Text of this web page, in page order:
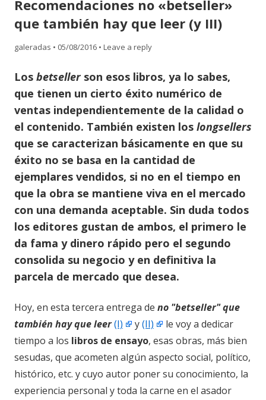
Recomendaciones no «betseller»
que también hay que leer (y III)
galeradas • 05/08/2016 • Leave a reply
Los betseller son esos libros, ya lo sabes,
que tienen un cierto éxito numérico de
ventas independientemente de la calidad o
el contenido. También existen los longsellers
que se caracterizan básicamente en que su
éxito no se basa en la cantidad de
ejemplares vendidos, si no en el tiempo en
que la obra se mantiene viva en el mercado
con una demanda aceptable. Sin duda todos
los editores gustan de ambos, el primero le
da fama y dinero rápido pero el segundo
consolida su negocio y en definitiva la
parcela de mercado que desea.
Hoy, en esta tercera entrega de no "betseller" que
también hay que leer(I) y(II)
le voy a dedicar
tiempo a los libros de ensayo, esas obras, más bien
sesudas, que acometen algún aspecto social, político,
histórico, etc. y cuyo autor poner su conocimiento, la
experiencia personal y toda la carne en el asador